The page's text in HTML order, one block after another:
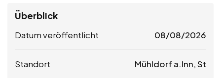
Überblick
Datum veröffentlicht 08/08/2026
Standort Mühldorf a.Inn, St